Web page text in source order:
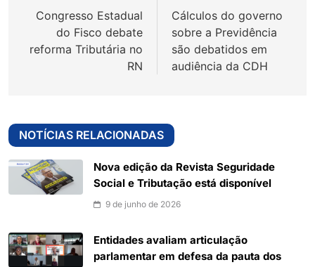
Post
Congresso Estadual
do Fisco debate
reforma Tributária no
RN
Cálculos do governo
sobre a Previdência
são debatidos em
audiência da CDH
NOTÍCIAS RELACIONADAS
Nova edição da Revista Seguridade
Social e Tributação está disponível
9 de junho de 2026
Entidades avaliam articulação
parlamentar em defesa da pauta dos